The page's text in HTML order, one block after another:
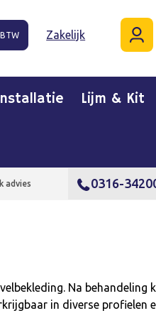
Zakelijk
Lijm & Kit
advies 0316-
Na behandeling
in diverse profielen